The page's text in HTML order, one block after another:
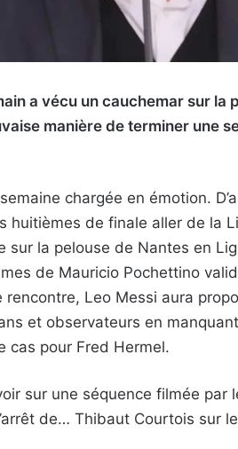
a vécu un cauchemar sur la
manière de terminer une
chargée en émotion.
huitièmes de finale aller de la
sur la pelouse de Nantes en
de Mauricio Pochettino
rencontre, Leo Messi aura
et observateurs en
cas pour Fred Hermel.
sur une séquence filmée par
de… Thibaut Courtois sur